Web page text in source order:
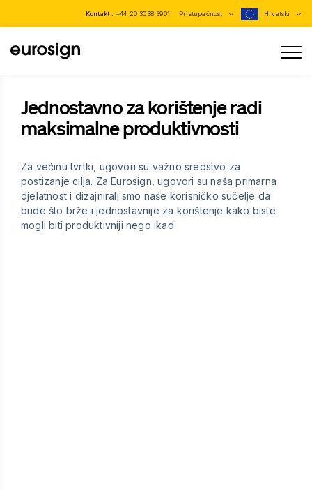
Kontakt : +44 20 3038 3901 Pristupačnost Hrvatski
Jednostavno za korištenje radi
maksimalne produktivnosti
Za većinu tvrtki, ugovori su važno sredstvo za
postizanje cilja. Za Eurosign, ugovori su naša primarna
djelatnost i dizajnirali smo naše korisničko sučelje da
bude što brže i jednostavnije za korištenje kako biste
mogli biti produktivniji nego ikad.